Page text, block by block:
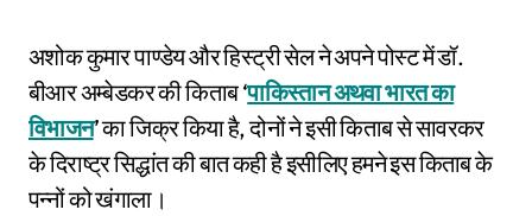
अशोक कुमार पाण्डेय और हिस्ट्री सेल ने अपने पोस्ट में डॉ.
बीआर अम्बेडकर की किताब ‘पाकिस्तान अथवा भारत का
विभाजन’ का जिक्र किया है, दोनों ने इसी किताब से सावरकर
के दिराष्ट्र सिद्धांत की बात कही है इसीलिए हमने इस किताब के
पन्नों को खंगाला।